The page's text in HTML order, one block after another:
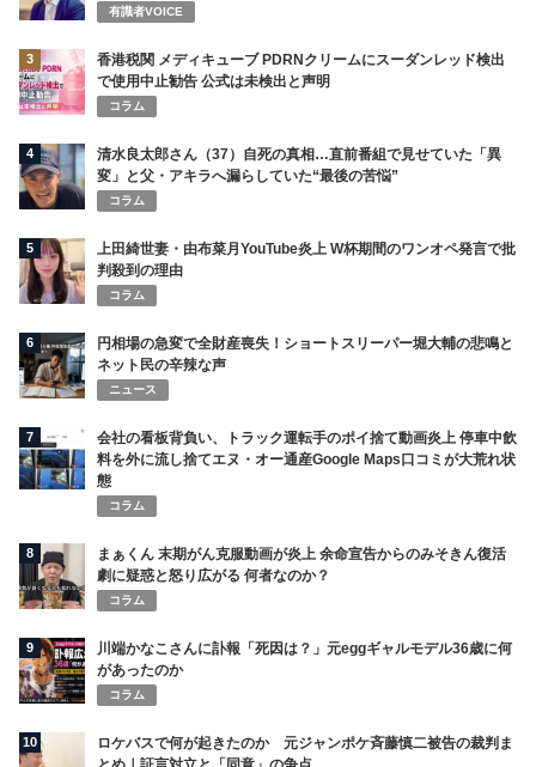
有識者VOICE
3
香港税関 メディキューブ PDRNクリームにスーダンレッド検出
で使用中止勧告 公式は未検出と声明
コラム
4
清水良太郎さん（37）自死の真相…直前番組で見せていた「異
変」と父・アキラへ漏らしていた“最後の苦悩”
コラム
5
上田綺世妻・由布菜月YouTube炎上 W杯期間のワンオペ発言で批
判殺到の理由
コラム
6
円相場の急変で全財産喪失！ショートスリーパー堀大輔の悲鳴と
ネット民の辛辣な声
ニュース
7
会社の看板背負い、トラック運転手のポイ捨て動画炎上 停車中飲
料を外に流し捨てエヌ・オー通産Google Maps口コミが大荒れ状
態
コラム
8
まぁくん 末期がん克服動画が炎上 余命宣告からのみそきん復活
劇に疑惑と怒り広がる 何者なのか？
コラム
9
川端かなこさんに訃報「死因は？」元eggギャルモデル36歳に何
があったのか
コラム
10
ロケバスで何が起きたのか 元ジャンポケ斉藤慎二被告の裁判ま